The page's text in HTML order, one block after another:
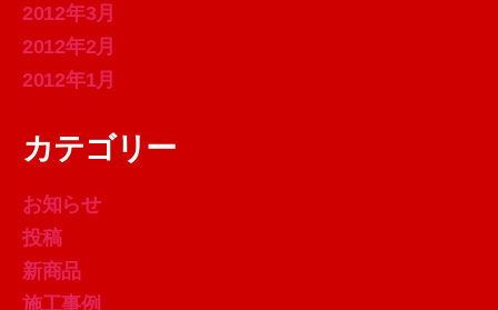
2012年3月
2012年2月
2012年1月
カテゴリー
お知らせ
投稿
新商品
施工事例